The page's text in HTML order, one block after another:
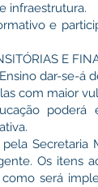
infraestrutura.
e
E
dar-se-
com maior
poderá
Os itens
será